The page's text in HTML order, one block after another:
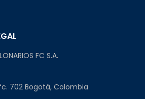
FC S.A.
702 Bogotá, Colombia